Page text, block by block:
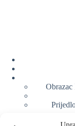
Obrazac